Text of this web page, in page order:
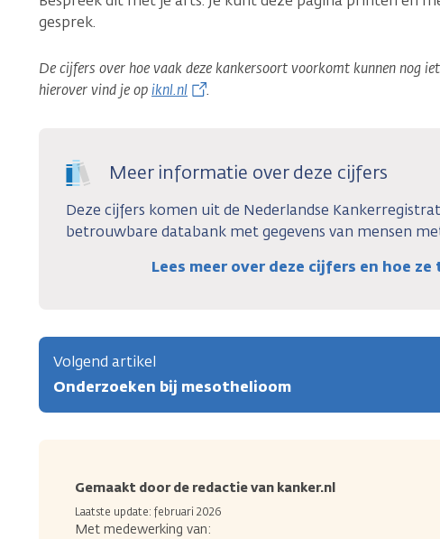
gesprek.
De cijfers over hoe vaak deze kankersoort voorkomt kunnen nog
hierover vind je opiknl.nl .
Meer informatie over deze cijfers
Deze cijfers komen uit de Nederlandse
betrouwbare databank met gegevens van mensen
Lees meer over deze cijfers en hoe
Volgend artikel
Onderzoeken bij mesothelioom
Gemaakt door de redactie van kanker.nl
Laatste update: februari 2026
Met medewerking van: